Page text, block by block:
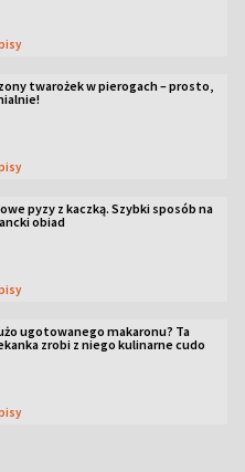
twarożek w pierogach – prosto,
pyzy z kaczką. Szybki sposób na
obiad
ugotowanego makaronu? Ta
zrobi z niego kulinarne cudo